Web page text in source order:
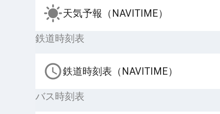
天気予報（NAVITIME）
鉄道時刻表
鉄道時刻表（NAVITIME）
バス時刻表